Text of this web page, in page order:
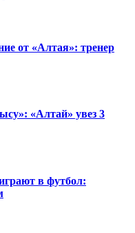
от «Алтая»: тренер
«Алтай» увез 3
в футбол: